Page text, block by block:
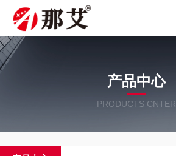
产品中心
PRODUCTS CNTER